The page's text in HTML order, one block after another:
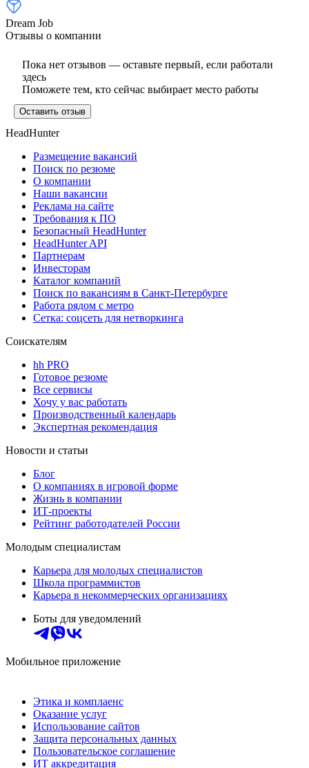
Dream Job
Отзывы о компании
Пока нет отзывов — оставьте первый, если работали
здесь
Поможете тем, кто сейчас выбирает место работы
Оставить отзыв
HeadHunter
Размещение вакансий
Поиск по резюме
О компании
Наши вакансии
Реклама на сайте
Требования к ПО
Безопасный HeadHunter
HeadHunter API
Партнерам
Инвесторам
Каталог компаний
Поиск по вакансиям в Санкт-Петербурге
Работа рядом с метро
Сетка: соцсеть для нетворкинга
Соискателям
hh PRO
Готовое резюме
Все сервисы
Хочу у вас работать
Производственный календарь
Экспертная рекомендация
Новости и статьи
Блог
О компаниях в игровой форме
Жизнь в компании
ИТ-проекты
Рейтинг работодателей России
Молодым специалистам
Карьера для молодых специалистов
Школа программистов
Карьера в некоммерческих организациях
Боты для уведомлений
Мобильное приложение
Этика и комплаенс
Оказание услуг
Использование сайтов
Защита персональных данных
Пользовательское соглашение
ИТ аккредитация